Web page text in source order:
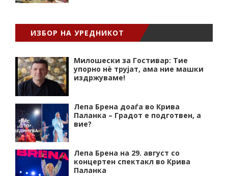
ИЗБОР НА УРЕДНИКОТ
Милошески за Гостивар: Тие
упорно нѐ трујат, ама ние машки
издржуваме!
Лепа Брена доаѓа во Крива
Паланка – Градот е подготвен, а
вие?
Лепа Брена на 29. август со
концертен спектакл во Крива
Паланка